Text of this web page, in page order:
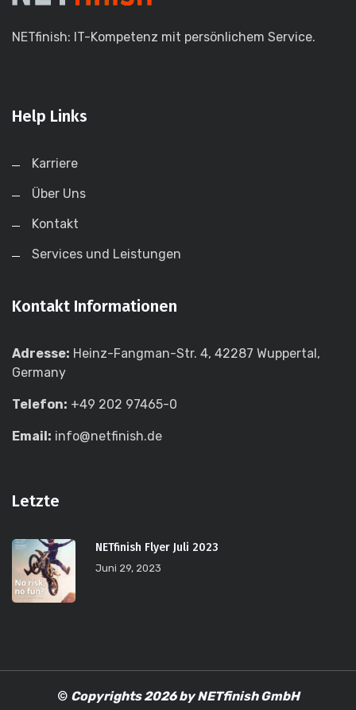
NETfinish: IT-Kompetenz mit persönlichem Service.
Help Links
Karriere
Über Uns
Kontakt
Services und Leistungen
Kontakt Informationen
Adresse: Heinz-Fangman-Str. 4, 42287 Wuppertal,
Germany
Telefon: +49 202 97465-0
Email: info@netfinish.de
Letzte
NETfinish Flyer Juli 2023
Juni 29, 2023
© Copyrights 2026 by NETfinish GmbH